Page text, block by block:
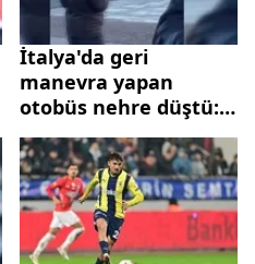
İtalya'da geri
manevra yapan
otobüs nehre düştü: 1
ölü